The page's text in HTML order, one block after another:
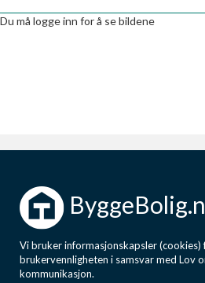
Boligmappa+
Du må logge inn for å se bildene
Vi bruker informasjonskapsler (cookies)
brukervennligheten i samsvar med Lov
kommunikasjon.